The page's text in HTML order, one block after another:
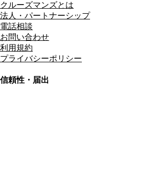
クルーズマンズとは
法人・パートナーシップ
電話相談
お問い合わせ
利用規約
プライバシーポリシー
信頼性・届出